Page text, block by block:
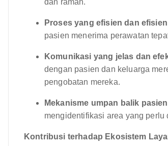
Proses yang efisien dan
pasien menerima perawatan
Komunikasi yang jelas dan
dengan pasien dan keluarga
pengobatan mereka.
Mekanisme umpan balik
mengidentifikasi area yang
Kontribusi terhadap Ekosistem